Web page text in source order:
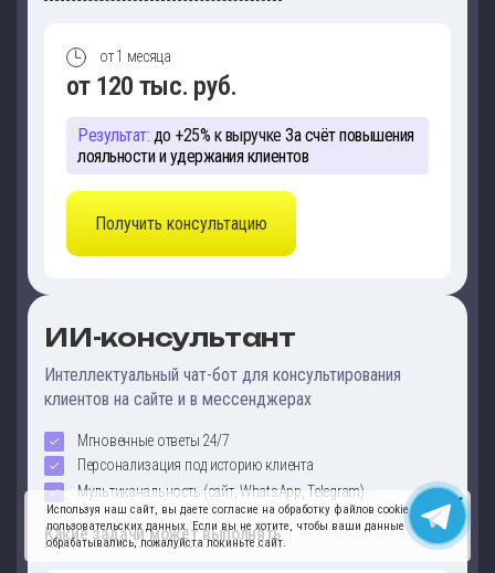
от 1 месяца
от 120 тыс. руб.
Результат: до +25% к выручке За счёт повышения
лояльности и удержания клиентов
Получить консультацию
ИИ-консультант
Интеллектуальный чат-бот для консультирования
клиентов на сайте и в мессенджерах
Мгновенные ответы 24/7
Персонализация под историю клиента
Мультиканальность (сайт, WhatsApp, Telegram)
Какие задачи может выполнять
Используя наш сайт, вы даете согласие на обработку файлов cookie и
пользовательских данных. Если вы не хотите, чтобы ваши данные
обрабатывались, пожалуйста покиньте сайт.